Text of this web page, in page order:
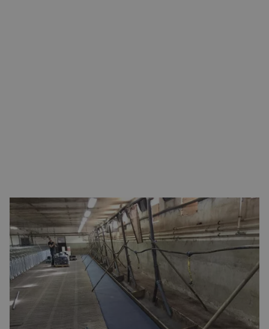
VARKENSHOUDERIJ: BRENG EEN
COATINGVLOER AAN
Enthousiast over een coatingvloer voor jouw bedrijf en
benieuwd wat daar in de praktijk bij komt kijken? Onze
specialisten leggen je graag uit hoe we te werk gaan en
hoe we ervoor zorgen dat je zo min mogelijk hinder ervaart.
Als marktleider in de Benelux beschikken we over